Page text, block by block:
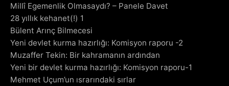
Millî Egemenlik Olmasaydı? – Panele Davet
28 yıllık kehanet(!) 1
Bülent Arınç Bilmecesi
Yeni devlet kurma hazırlığı: Komisyon raporu -2
Muzaffer Tekin: Bir kahramanın ardından
Yeni bir devlet kurma hazırlığı: Komisyon raporu-1
Mehmet Uçum’un ısrarındaki sırlar